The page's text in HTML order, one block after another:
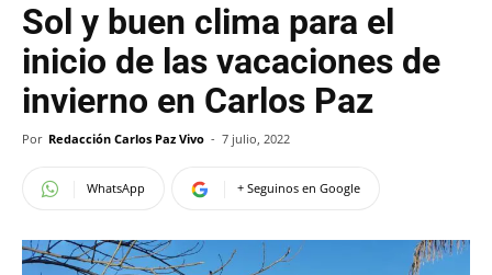
Sol y buen clima para el
inicio de las vacaciones de
invierno en Carlos Paz
Por Redacción Carlos Paz Vivo - 7 julio, 2022
WhatsApp + Seguinos en Google